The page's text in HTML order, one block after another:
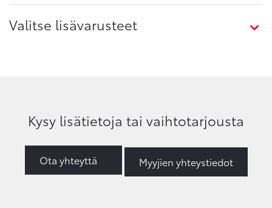
Valitse lisävarusteet
Kysy lisätietoja tai vaihtotarjousta
Ota yhteyttä Myyjien yhteystiedot